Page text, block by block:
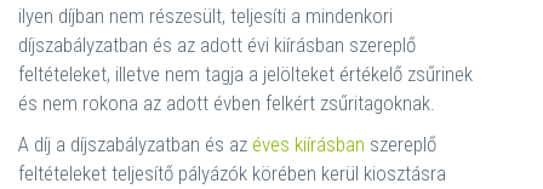
ilyen díjban nem részesült, teljesíti a mindenkori
díjszabályzatban és az adott évi kiírásban szereplő
feltételeket, illetve nem tagja a jelölteket értékelő zsűrinek
és nem rokona az adott évben felkért zsűritagoknak.
A díj a díjszabályzatban és az éves kiírásban szereplő
feltételeket teljesítő pályázók körében kerül kiosztásra